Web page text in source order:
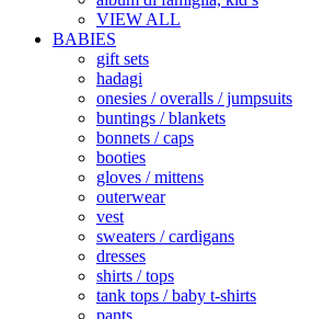
VIEW ALL
BABIES
gift sets
hadagi
onesies / overalls / jumpsuits
buntings / blankets
bonnets / caps
booties
gloves / mittens
outerwear
vest
sweaters / cardigans
dresses
shirts / tops
tank tops / baby t-shirts
pants